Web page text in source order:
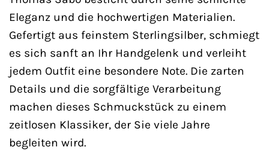
Eleganz und die hochwertigen Materialien.
Gefertigt aus feinstem Sterlingsilber, schmiegt
es sich sanft an Ihr Handgelenk und verleiht
jedem Outfit eine besondere Note. Die zarten
Details und die sorgfältige Verarbeitung
machen dieses Schmuckstück zu einem
zeitlosen Klassiker, der Sie viele Jahre
begleiten wird.